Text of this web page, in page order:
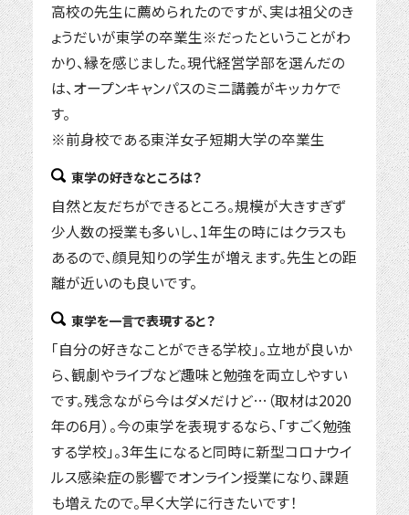
高校の先生に薦められたのですが、実は祖父のき
ょうだいが東学の卒業生※だったということがわ
かり、縁を感じました。現代経営学部を選んだの
は、オープンキャンパスのミニ講義がキッカケで
す。
※前身校である東洋女子短期大学の卒業生
東学の好きなところは？
自然と友だちができるところ。規模が大きすぎず
少人数の授業も多いし、1年生の時にはクラスも
あるので、顔見知りの学生が増えます。先生との距
離が近いのも良いです。
東学を一言で表現すると？
「自分の好きなことができる学校」。立地が良いか
ら、観劇やライブなど趣味と勉強を両立しやすい
です。残念ながら今はダメだけど…（取材は2020
年の6月）。今の東学を表現するなら、「すごく勉強
する学校」。3年生になると同時に新型コロナウイ
ルス感染症の影響でオンライン授業になり、課題
も増えたので。早く大学に行きたいです！